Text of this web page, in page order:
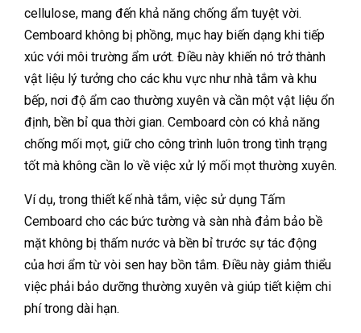
cellulose, mang đến khả năng chống ẩm tuyệt vời.
Cemboard không bị phồng, mục hay biến dạng khi tiếp
xúc với môi trường ẩm ướt. Điều này khiến nó trở thành
vật liệu lý tưởng cho các khu vực như nhà tắm và khu
bếp, nơi độ ẩm cao thường xuyên và cần một vật liệu ổn
định, bền bỉ qua thời gian. Cemboard còn có khả năng
chống mối mọt, giữ cho công trình luôn trong tình trạng
tốt mà không cần lo về việc xử lý mối mọt thường xuyên.
Ví dụ, trong thiết kế nhà tắm, việc sử dụng Tấm
Cemboard cho các bức tường và sàn nhà đảm bảo bề
mặt không bị thấm nước và bền bỉ trước sự tác động
của hơi ẩm từ vòi sen hay bồn tắm. Điều này giảm thiểu
việc phải bảo dưỡng thường xuyên và giúp tiết kiệm chi
phí trong dài hạn.